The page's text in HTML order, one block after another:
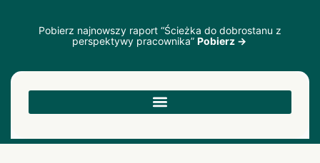
Pobierz najnowszy raport “Ścieżka do dobrostanu z
perspektywy pracownika” Pobierz →